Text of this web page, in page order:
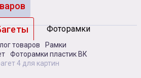
Фоторамки
Альбомы
товаров
Рамки
Фоторамки пластик ВК
4 для картин